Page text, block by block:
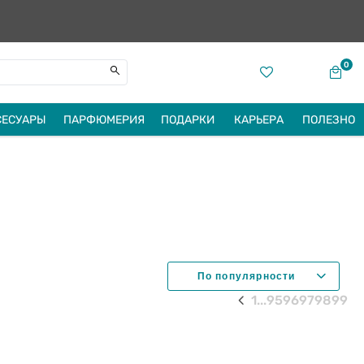
0
ПАРФЮМЕРИЯ ПОДАРКИ КАРЬЕРА ПОЛЕЗНО
1...9596979899